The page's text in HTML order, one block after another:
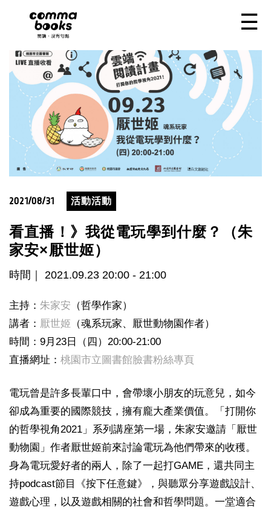
☰
2021/08/31 活動活動
看直播！》我從電玩學到什麼？（朱
家安×厭世姬）
時間｜ 2021.09.23 20:00 - 21:00
主持： 朱家安 （哲學作家）
講者： 厭世姬 （魂系玩家、厭世動物園作者）
時間：9月23日（四）20:00-21:00
直播網址： 桃園市立圖書館臉書粉絲專頁
電玩曾是許多長輩口中，會帶壞小朋友的玩意兒，如今
卻成為重要的國際競技，擁有龐大產業價值。「打開你
的哲學視角2021」系列講座第一場，朱家安邀請「厭世
動物園」作者厭世姬前來討論電玩為他們帶來的收穫。
身為電玩愛好者的兩人，除了一起打GAME，還共同主
持podcast節目《按下任意鍵》，與聽眾分享遊戲設計、
遊戲心理，以及遊戲相關的社會和哲學問題。一堂適合